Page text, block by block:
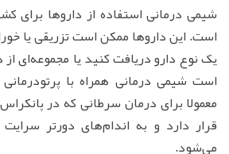
شیمی درمانی استفاده از داروها برای
است. این داروها ممکن است تزریقی یا
یک نوع دارو دریافت کنید یا مجموعه‌ای
است شیمی درمانی همراه با
معمولا برای درمان سرطانی که در
قرار دارد و به اندام‌های دورتر
می‌شود.